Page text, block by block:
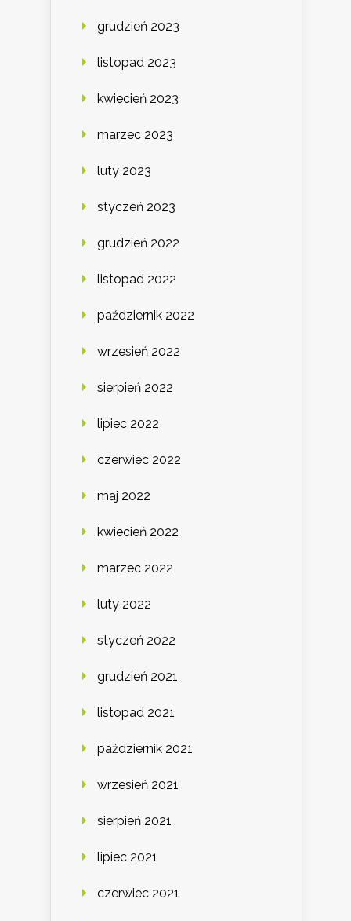
grudzień 2023
listopad 2023
kwiecień 2023
marzec 2023
luty 2023
styczeń 2023
grudzień 2022
listopad 2022
październik 2022
wrzesień 2022
sierpień 2022
lipiec 2022
czerwiec 2022
maj 2022
kwiecień 2022
marzec 2022
luty 2022
styczeń 2022
grudzień 2021
listopad 2021
październik 2021
wrzesień 2021
sierpień 2021
lipiec 2021
czerwiec 2021